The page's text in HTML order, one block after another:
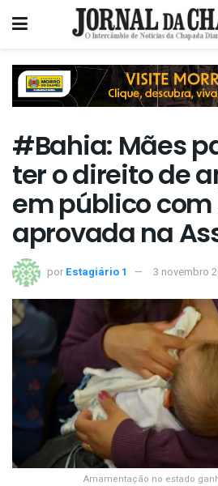
#Bahia: Mães
ter o direito de
em público com
aprovada na
por Estagiário 1 3 novembro
Amamentação no estado